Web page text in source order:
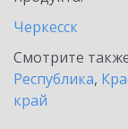
Черкесск
Смотрите
Республика,
край